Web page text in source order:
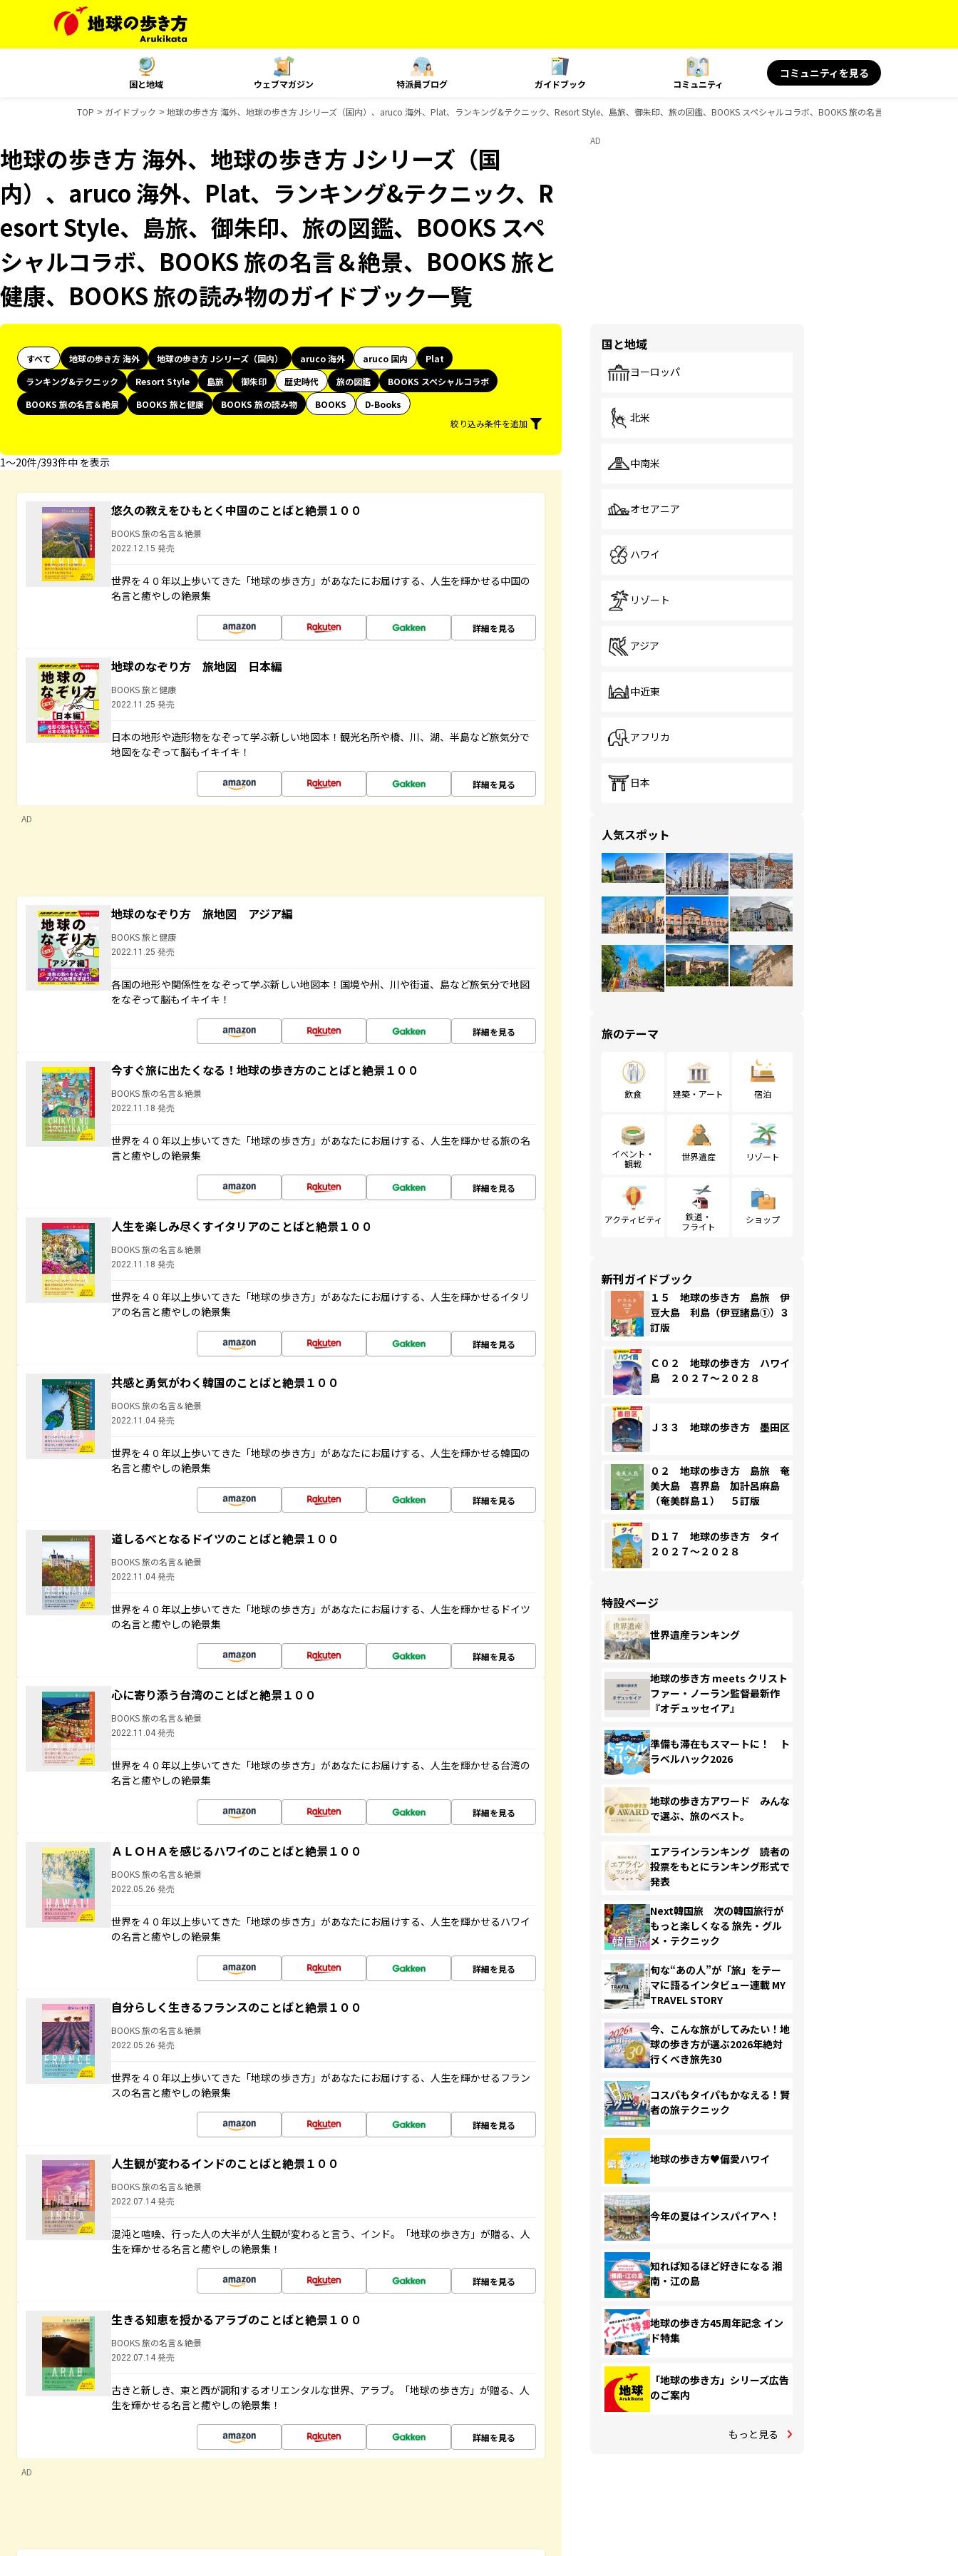
国と地域 ウェブマガジン 特派員ブログ ガイドブック コミュニティ
コミュニティを見る
TOP ガイドブック 地球の歩き方 海外、地球の歩き方 Jシリーズ（国内）、aruco 海外、Plat、ランキング&テクニック、Resort Style、島旅、御朱印、旅の図鑑、BOOKS スペシャルコラボ、BOOKS 旅の名言＆絶景、BOOKS
地球の歩き方 海外、地球の歩き方 Jシリーズ（国
内）、aruco 海外、Plat、ランキング&テクニック、R
esort Style、島旅、御朱印、旅の図鑑、BOOKS スペ
シャルコラボ、BOOKS 旅の名言＆絶景、BOOKS 旅と
健康、BOOKS 旅の読み物のガイドブック一覧
すべて 地球の歩き方 海外 地球の歩き方 Jシリーズ（国内） aruco 海外 aruco 国内
Plat
ランキング&テクニック
Resort Style 島旅 御朱印 歴史時代 旅の図鑑
BOOKS スペシャルコラボ
BOOKS 旅の名言＆絶景
BOOKS 旅と健康 BOOKS 旅の読み物 BOOKS
D-Books
絞り込み条件を追加
1〜20件/393件中 を表示
悠久の教えをひもとく中国のことばと絶景１００
BOOKS 旅の名言＆絶景
2022.12.15 発売
世界を４０年以上歩いてきた「地球の歩き方」があなたにお届けする、人生を輝かせる中国の
名言と癒やしの絶景集
詳細を見る
地球のなぞり方 旅地図 日本編
BOOKS 旅と健康
2022.11.25 発売
日本の地形や造形物をなぞって学ぶ新しい地図本！観光名所や橋、川、湖、半島など旅気分で
地図をなぞって脳もイキイキ！
詳細を見る
AD
地球のなぞり方 旅地図 アジア編
BOOKS 旅と健康
2022.11.25 発売
各国の地形や関係性をなぞって学ぶ新しい地図本！国境や州、川や街道、島など旅気分で地図
をなぞって脳もイキイキ！
詳細を見る
今すぐ旅に出たくなる！地球の歩き方のことばと絶景１００
BOOKS 旅の名言＆絶景
2022.11.18 発売
世界を４０年以上歩いてきた「地球の歩き方」があなたにお届けする、人生を輝かせる旅の名
言と癒やしの絶景集
詳細を見る
人生を楽しみ尽くすイタリアのことばと絶景１００
BOOKS 旅の名言＆絶景
2022.11.18 発売
世界を４０年以上歩いてきた「地球の歩き方」があなたにお届けする、人生を輝かせるイタリ
アの名言と癒やしの絶景集
詳細を見る
共感と勇気がわく韓国のことばと絶景１００
BOOKS 旅の名言＆絶景
2022.11.04 発売
世界を４０年以上歩いてきた「地球の歩き方」があなたにお届けする、人生を輝かせる韓国の
名言と癒やしの絶景集
詳細を見る
道しるべとなるドイツのことばと絶景１００
BOOKS 旅の名言＆絶景
2022.11.04 発売
世界を４０年以上歩いてきた「地球の歩き方」があなたにお届けする、人生を輝かせるドイツ
の名言と癒やしの絶景集
詳細を見る
心に寄り添う台湾のことばと絶景１００
BOOKS 旅の名言＆絶景
2022.11.04 発売
世界を４０年以上歩いてきた「地球の歩き方」があなたにお届けする、人生を輝かせる台湾の
名言と癒やしの絶景集
詳細を見る
ＡＬＯＨＡを感じるハワイのことばと絶景１００
BOOKS 旅の名言＆絶景
2022.05.26 発売
世界を４０年以上歩いてきた「地球の歩き方」があなたにお届けする、人生を輝かせるハワイ
の名言と癒やしの絶景集
詳細を見る
自分らしく生きるフランスのことばと絶景１００
BOOKS 旅の名言＆絶景
2022.05.26 発売
世界を４０年以上歩いてきた「地球の歩き方」があなたにお届けする、人生を輝かせるフラン
スの名言と癒やしの絶景集
詳細を見る
人生観が変わるインドのことばと絶景１００
BOOKS 旅の名言＆絶景
2022.07.14 発売
混沌と喧噪、行った人の大半が人生観が変わると言う、インド。「地球の歩き方」が贈る、人
生を輝かせる名言と癒やしの絶景集！
詳細を見る
生きる知恵を授かるアラブのことばと絶景１００
BOOKS 旅の名言＆絶景
2022.07.14 発売
古きと新しき、東と西が調和するオリエンタルな世界、アラブ。「地球の歩き方」が贈る、人
生を輝かせる名言と癒やしの絶景集！
詳細を見る
AD
AD
国と地域
ヨーロッパ
北米
中南米
オセアニア
ハワイ
リゾート
アジア
中近東
アフリカ
日本
人気スポット
旅のテーマ
飲食 建築・アート 宿泊
イベント・
観戦
世界遺産 リゾート
アクティビティ
鉄道・
フライト
ショップ
新刊ガイドブック
１５ 地球の歩き方 島旅 伊
豆大島 利島（伊豆諸島①）３
訂版
Ｃ０２ 地球の歩き方 ハワイ
島 ２０２７～２０２８
Ｊ３３ 地球の歩き方 墨田区
０２ 地球の歩き方 島旅 奄
美大島 喜界島 加計呂麻島
（奄美群島１） ５訂版
Ｄ１７ 地球の歩き方 タイ
２０２７～２０２８
特設ページ
世界遺産ランキング
地球の歩き方 meets クリスト
ファー・ノーラン監督最新作
『オデュッセイア』
準備も滞在もスマートに！ ト
ラベルハック2026
地球の歩き方アワード みんな
で選ぶ、旅のベスト。
エアラインランキング 読者の
投票をもとにランキング形式で
発表
Next韓国旅 次の韓国旅行が
もっと楽しくなる 旅先・グル
メ・テクニック
旬な“あの人”が「旅」をテー
マに語るインタビュー連載 MY
TRAVEL STORY
今、こんな旅がしてみたい！地
球の歩き方が選ぶ2026年絶対
行くべき旅先30
コスパもタイパもかなえる！賢
者の旅テクニック
地球の歩き方♥偏愛ハワイ
今年の夏はインスパイアへ！
知れば知るほど好きになる 湘
南・江の島
地球の歩き方45周年記念 イン
ド特集
「地球の歩き方」シリーズ広告
のご案内
もっと見る